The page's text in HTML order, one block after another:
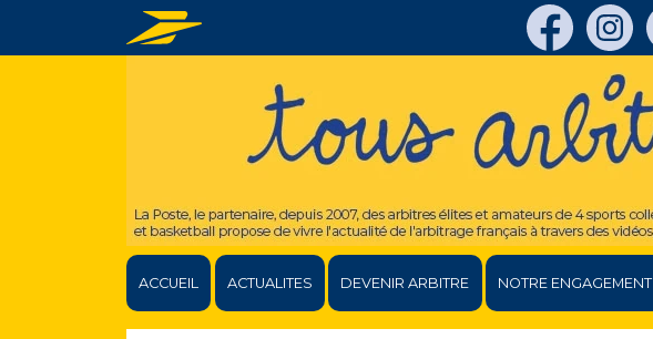
ACCUEIL ACTUALITES DEVENIR ARBITRE NOTRE ENGAGEMENT